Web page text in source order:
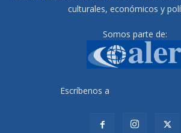
culturales, económicos y
Somos parte de:
Escríbenos a